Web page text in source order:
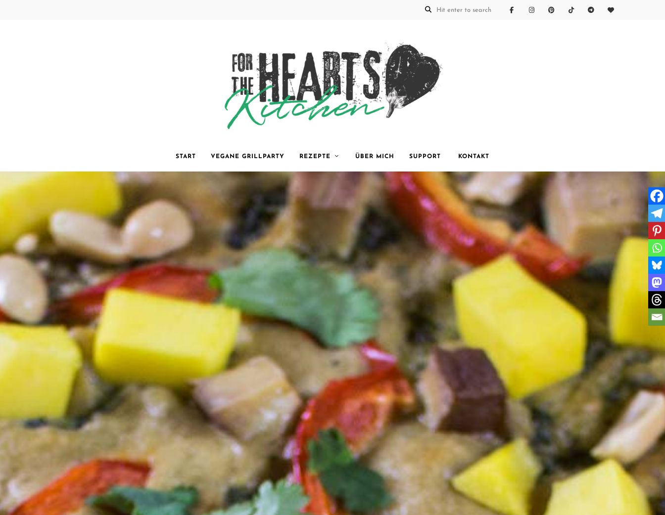
for the
Hearts
Kitchen |
die
Küche
mit Herz
von
Christian
Schäfer.
Kreative
einfache
vegane
Rezepte
START VEGANE GRILLPARTY REZEPTE ÜBER MICH SUPPORT KONTAKT